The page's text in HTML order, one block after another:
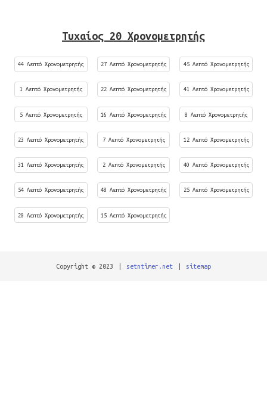
Τυχαίος 20 Χρονομετρητής
44 Λεπτό Χρονομετρητής 27 Λεπτό Χρονομετρητής 45 Λεπτό Χρονομετρητής
1 Λεπτό Χρονομετρητής 22 Λεπτό Χρονομετρητής 41 Λεπτό Χρονομετρητής
5 Λεπτό Χρονομετρητής 16 Λεπτό Χρονομετρητής 8 Λεπτό Χρονομετρητής
23 Λεπτό Χρονομετρητής 7 Λεπτό Χρονομετρητής 12 Λεπτό Χρονομετρητής
31 Λεπτό Χρονομετρητής 2 Λεπτό Χρονομετρητής 40 Λεπτό Χρονομετρητής
54 Λεπτό Χρονομετρητής 48 Λεπτό Χρονομετρητής 25 Λεπτό Χρονομετρητής
20 Λεπτό Χρονομετρητής 15 Λεπτό Χρονομετρητής
Copyright © 2023 setntimer.net sitemap